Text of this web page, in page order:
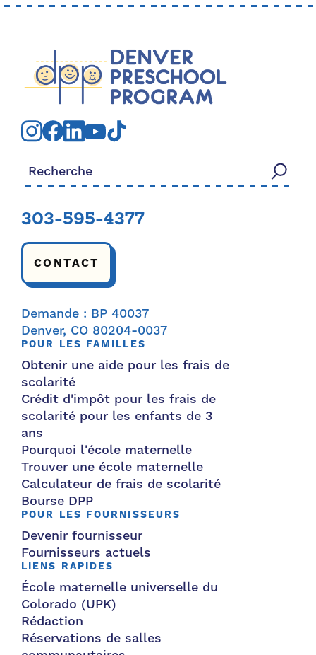
Rechercher:
303-595-4377
CONTACT
Demande : BP 40037
Denver, CO 80204-0037
POUR LES FAMILLES
Obtenir une aide pour les frais de
scolarité
Crédit d'impôt pour les frais de
scolarité pour les enfants de 3
ans
Pourquoi l'école maternelle
Trouver une école maternelle
Calculateur de frais de scolarité
Bourse DPP
POUR LES FOURNISSEURS
Devenir fournisseur
Fournisseurs actuels
LIENS RAPIDES
École maternelle universelle du
Colorado (UPK)
Rédaction
Réservations de salles